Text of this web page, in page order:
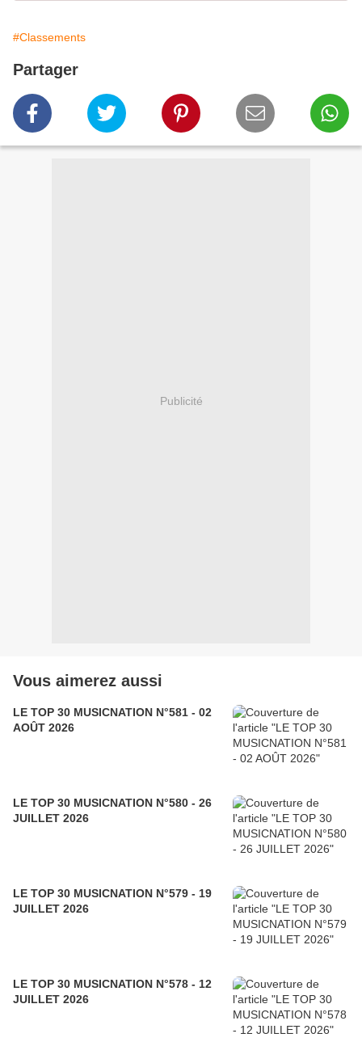
#Classements
Partager
Publicité
Vous aimerez aussi
LE TOP 30 MUSICNATION N°581 - 02
AOÛT 2026
LE TOP 30 MUSICNATION N°580 - 26
JUILLET 2026
LE TOP 30 MUSICNATION N°579 - 19
JUILLET 2026
LE TOP 30 MUSICNATION N°578 - 12
JUILLET 2026